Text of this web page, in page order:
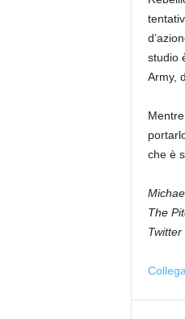
studio
Army,
che è
The
Twitter